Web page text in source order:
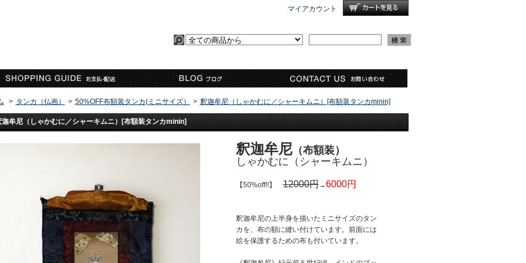
マイアカウント
> タンカ（仏画） > 50%OFF布額装タンカ(ミニサイズ） > 釈迦牟尼（しゃかむに／シャーキムニ）[布額装タンカminin]
迦牟尼（しゃかむに／シャーキムニ）[布額装タンカminin]
釈迦牟尼（布額装）
しゃかむに（シャーキムニ）
【50%off!!】12000円→6000円
釈迦牟尼の上半身を描いたミニサイズのタン
カを、布の額に縫い付けています。前面には
絵を保護するための布も付いています。